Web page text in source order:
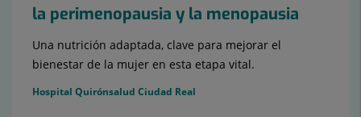
la perimenopausia y la menopausia
Una nutrición adaptada, clave para mejorar el
bienestar de la mujer en esta etapa vital.
Hospital Quirónsalud Ciudad Real